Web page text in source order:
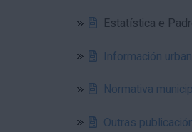
Estatística e
Información
Normativa
Outras